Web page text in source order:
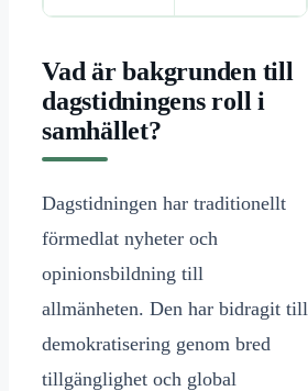
Vad är bakgrunden till
dagstidningens roll i
samhället?
Dagstidningen har traditionellt
förmedlat nyheter och
opinionsbildning till
allmänheten. Den har bidragit till
demokratisering genom bred
tillgänglighet och global